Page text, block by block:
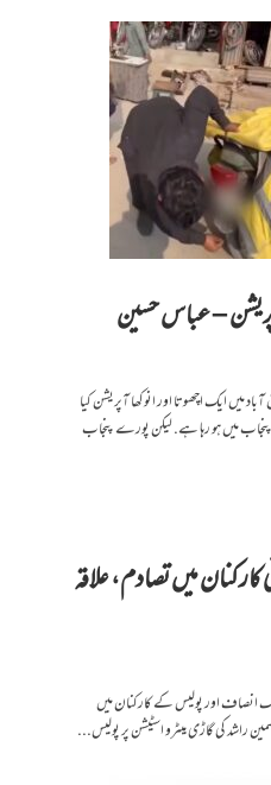
– عباس حسین
ایک اچھوتا اور انوکھا آپریشن کیا
میں ہو رہا ہے. لیکن پورے پنجاب
کارکنان میں تصادم، علاقہ
انصاف اور پولیس کے کارکنان میں
راشد کی گاڑی میٹرو اسٹیشن پر پولیس...